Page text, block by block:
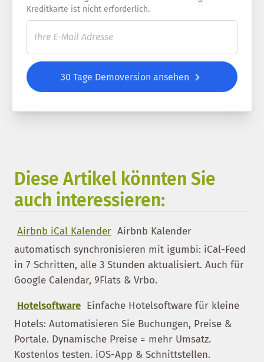
Kreditkarte ist nicht erforderlich.
30 Tage Demoversion ansehen
Diese Artikel könnten Sie
auch interessieren:
Airbnb iCal Kalender Airbnb Kalender
automatisch synchronisieren mit igumbi: iCal-Feed
in 7 Schritten, alle 3 Stunden aktualisiert. Auch für
Google Calendar, 9Flats & Vrbo.
Hotelsoftware Einfache Hotelsoftware für kleine
Hotels: Automatisieren Sie Buchungen, Preise &
Portale. Dynamische Preise = mehr Umsatz.
Kostenlos testen. iOS-App & Schnittstellen.